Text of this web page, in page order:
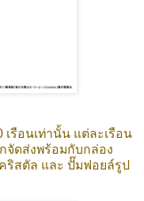
เรือนเท่านั้น แต่ละเรือน
จัดส่งพร้อมกับกล่อง
ริสตัล และ ปั๊มฟอยล์รูป